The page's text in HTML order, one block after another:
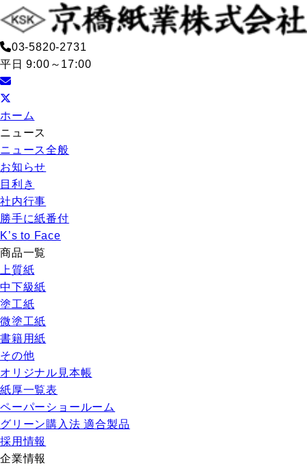
03-5820-2731
平日 9:00～17:00
ホーム
ニュース
ニュース全般
お知らせ
目利き
社内行事
勝手に紙番付
K’s to Face
商品一覧
上質紙
中下級紙
塗工紙
微塗工紙
書籍用紙
その他
オリジナル見本帳
紙厚一覧表
ペーパーショールーム
グリーン購入法 適合製品
採用情報
企業情報